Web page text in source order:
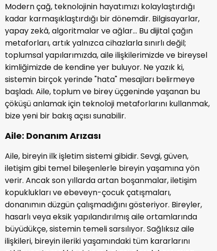
Modern çağ, teknolojinin hayatımızı kolaylaştırdığı
kadar karmaşıklaştırdığı bir dönemdir. Bilgisayarlar,
yapay zekâ, algoritmalar ve ağlar... Bu dijital çağın
metaforları, artık yalnızca cihazlarla sınırlı değil;
toplumsal yapılarımızda, aile ilişkilerimizde ve bireysel
kimliğimizde de kendine yer buluyor. Ne yazık ki,
sistemin birçok yerinde "hata" mesajları belirmeye
başladı. Aile, toplum ve birey üçgeninde yaşanan bu
çöküşü anlamak için teknoloji metaforlarını kullanmak,
bize yeni bir bakış açısı sunabilir.
Aile: Donanım Arızası
Aile, bireyin ilk işletim sistemi gibidir. Sevgi, güven,
iletişim gibi temel bileşenlerle bireyin yaşamına yön
verir. Ancak son yıllarda artan boşanmalar, iletişim
kopuklukları ve ebeveyn-çocuk çatışmaları,
donanımın düzgün çalışmadığını gösteriyor. Bireyler,
hasarlı veya eksik yapılandırılmış aile ortamlarında
büyüdükçe, sistemin temeli sarsılıyor. Sağlıksız aile
ilişkileri, bireyin ileriki yaşamındaki tüm kararlarını